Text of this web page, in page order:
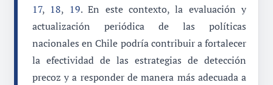
17, 18, 19. En este contexto, la evaluación y
actualización periódica de las políticas
nacionales en Chile podría contribuir a fortalecer
la efectividad de las estrategias de detección
precoz y a responder de manera más adecuada a